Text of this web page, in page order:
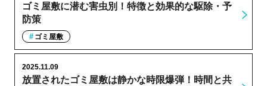
ゴミ屋敷に潜む害虫別！特徴と効果的な駆除・予
防策
ゴミ屋敷
放置されたゴミ屋敷は静かな時限爆弾！時間と共
2025.11.09